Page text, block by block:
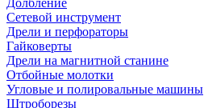
Долбление
Сетевой инструмент
Дрели и перфораторы
Гайковерты
Дрели на магнитной станине
Отбойные молотки
Угловые и полировальные машины
Штроборезы